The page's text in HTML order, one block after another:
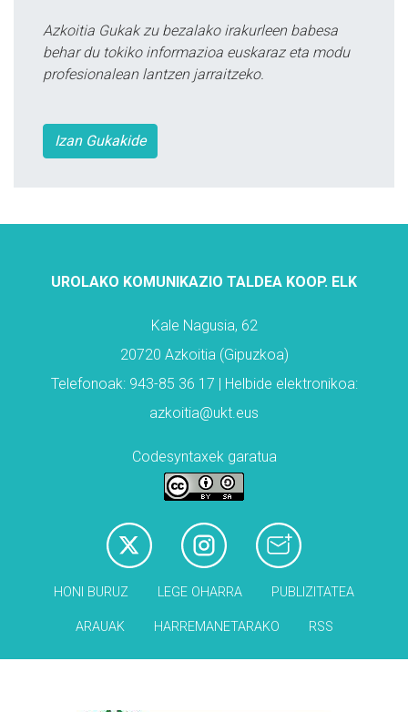
Azkoitia Gukak zu bezalako irakurleen babesa
behar du tokiko informazioa euskaraz eta modu
profesionalean lantzen jarraitzeko.
Izan Gukakide
UROLAKO KOMUNIKAZIO TALDEA KOOP. ELK
Kale Nagusia, 62
20720 Azkoitia (Gipuzkoa)
Telefonoak: 943-85 36 17 | Helbide elektronikoa:
azkoitia@ukt.eus
Codesyntaxek garatua
HONI BURUZ LEGE OHARRA PUBLIZITATEA
ARAUAK HARREMANETARAKO RSS